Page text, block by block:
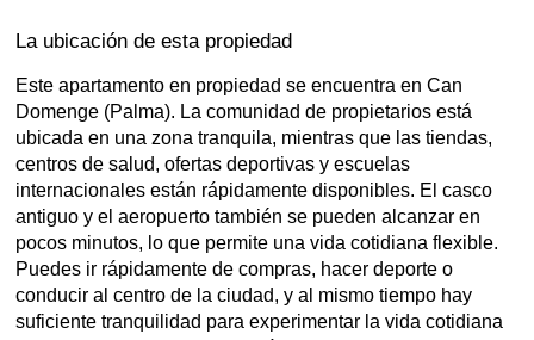
La ubicación de esta propiedad
Este apartamento en propiedad se encuentra en Can
Domenge (Palma). La comunidad de propietarios está
ubicada en una zona tranquila, mientras que las tiendas,
centros de salud, ofertas deportivas y escuelas
internacionales están rápidamente disponibles. El casco
antiguo y el aeropuerto también se pueden alcanzar en
pocos minutos, lo que permite una vida cotidiana flexible.
Puedes ir rápidamente de compras, hacer deporte o
conducir al centro de la ciudad, y al mismo tiempo hay
suficiente tranquilidad para experimentar la vida cotidiana